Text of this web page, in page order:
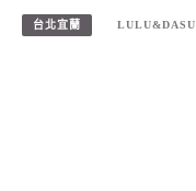
台北宜蘭 LULU&DASU